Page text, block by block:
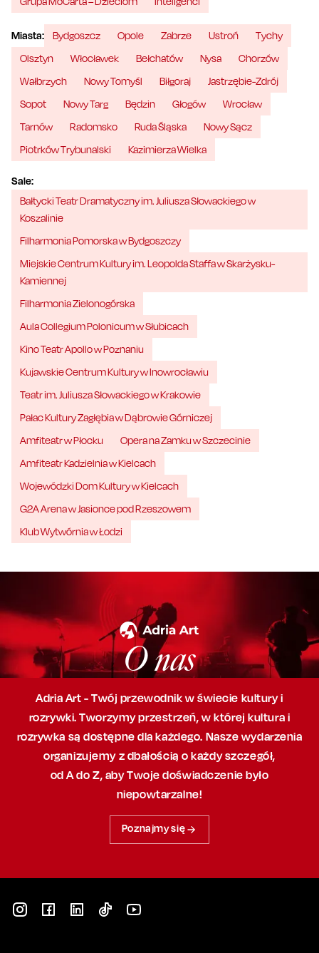
Miasta: Bydgoszcz Opole Zabrze Ustroń
Tychy
Olsztyn
Włocławek Bełchatów Nysa
Chorzów
Wałbrzych
Nowy Tomyśl Biłgoraj
Jastrzębie-Zdrój
Sopot
Nowy Targ Będzin Głogów
Wrocław
Tarnów
Radomsko Ruda Śląska
Nowy Sącz
Piotrków Trybunalski
Kazimierza Wielka
Sale:
Bałtycki Teatr Dramatyczny im. Juliusza Słowackiego w
Koszalinie
Filharmonia Pomorska w Bydgoszczy
Miejskie Centrum Kultury im. Leopolda Staffa w Skarżysku-
Kamiennej
Filharmonia Zielonogórska
Aula Collegium Polonicum w Słubicach
Kino Teatr Apollo w Poznaniu
Kujawskie Centrum Kultury w Inowrocławiu
Teatr im. Juliusza Słowackiego w Krakowie
Pałac Kultury Zagłębia w Dąbrowie Górniczej
Amfiteatr w Płocku
Opera na Zamku w Szczecinie
Amfiteatr Kadzielnia w Kielcach
Wojewódzki Dom Kultury w Kielcach
G2A Arena w Jasionce pod Rzeszowem
Klub Wytwórnia w Łodzi
O nas
Adria Art - Twój przewodnik w świecie kultury i
rozrywki. Tworzymy przestrzeń,w której kultura i
rozrywka są dostępne dla każdego. Nasze wydarzenia
organizujemy z dbałością o każdy szczegół,
od A do Z, abyTwoje doświadczenie było
niepowtarzalne!
Poznajmy się